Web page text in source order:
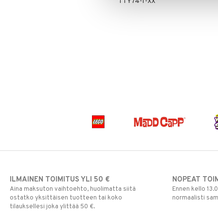
ILMAINEN TOIMITUS YLI 50 €
Aina maksuton vaihtoehto, huolimatta siitä
ostatko yksittäisen tuotteen tai koko
tilauksellesi joka ylittää 50 €.
NOPEAT
Ennen kello
normaalisti